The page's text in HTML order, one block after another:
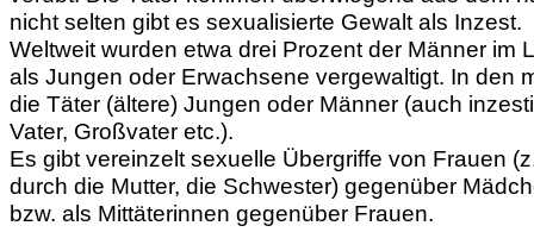
nicht selten gibt es sexualisierte Gewalt als
Weltweit wurden etwa drei Prozent der Männer im
als Jungen oder Erwachsene vergewaltigt. In den
die Täter (ältere) Jungen oder Männer (auch
Vater, Großvater etc.).
Es gibt vereinzelt sexuelle Übergriffe von Frauen
durch die Mutter, die Schwester) gegenüber
bzw. als Mittäterinnen gegenüber Frauen.